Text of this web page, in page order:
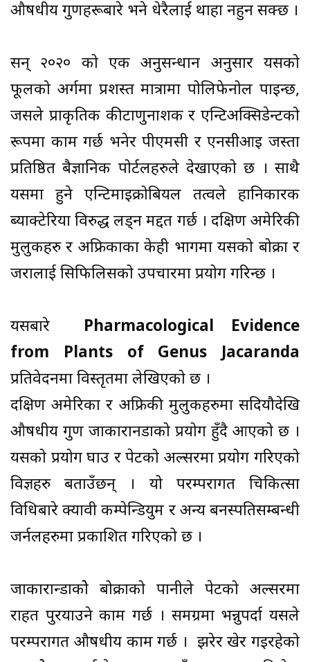
औषधीय गुणहरूबारे भने धेरैलाई थाहा नहुन सक्छ ।
सन् २०२० को एक अनुसन्धान अनुसार यसको
फूलको अर्गमा प्रशस्त मात्रामा पोलिफेनोल पाइन्छ,
जसले प्राकृतिक कीटाणुनाशक र एन्टिअक्सिडेन्टको
रूपमा काम गर्छ भनेर पीएमसी र एनसीआइ जस्ता
प्रतिष्ठित बैज्ञानिक पोर्टलहरुले देखाएको छ । साथै
यसमा हुने एन्टिमाइक्रोबियल तत्वले हानिकारक
ब्याक्टेरिया विरुद्ध लड्न मद्दत गर्छ । दक्षिण अमेरिकी
मुलुकहरु र अफ्रिकाका केही भागमा यसको बोक्रा र
जरालाई सिफिलिसको उपचारमा प्रयोग गरिन्छ ।
यसबारे Pharmacological Evidence
from Plants of Genus Jacaranda
प्रतिवेदनमा विस्तृतमा लेखिएको छ ।
दक्षिण अमेरिका र अफ्रिकी मुलुकहरुमा सदियौदेखि
औषधीय गुण जाकारानडाको प्रयोग हुँदै आएको छ ।
यसको प्रयोग घाउ र पेटको अल्सरमा प्रयोग गरिएको
विज्ञहरु बताउँछन् । यो परम्परागत चिकित्सा
विधिबारे क्यावी कम्पेन्डियुम र अन्य बनस्पतिसम्बन्धी
जर्नलहरुमा प्रकाशित गरिएको छ ।
जाकारान्डाकोे बोक्राको पानीले पेटको अल्सरमा
राहत पुरयाउने काम गर्छ । समग्रमा भन्नुपर्दा यसले
परम्परागत औषधीय काम गर्छ । झरेर खेर गइरहेको